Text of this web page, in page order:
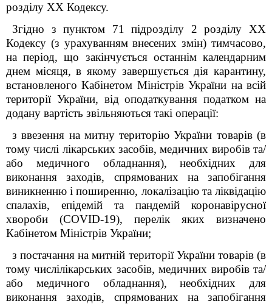
розділу XX Кодексу.
Згідно з пунктом 71 підрозділу 2 розділу ХХ
Кодексу (з урахуванням внесених змін) тимчасово,
на період, що закінчується останнім календарним
днем місяця, в якому завершується дія карантину,
встановленого Кабінетом Міністрів України на всій
території України, від оподаткування податком на
додану вартість звільняються такі операції:
з ввезення на митну територію України товарів (в
тому числі лікарських засобів, медичних виробів та/
або медичного обладнання), необхідних для
виконання заходів, спрямованих на запобігання
виникненню і поширенню, локалізацію та ліквідацію
спалахів, епідемій та пандемій коронавірусної
хвороби (COVID-19), перелік яких визначено
Кабінетом Міністрів України;
з постачання на митній території України товарів (в
тому числілікарських засобів, медичних виробів та/
або медичного обладнання), необхідних для
виконання заходів, спрямованих на запобігання